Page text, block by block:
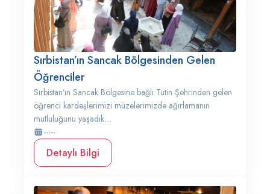
Sırbistan’ın Sancak Bölgesinden Gelen
Öğrenciler
Sırbistan’ın Sancak Bölgesine bağlı Tutin Şehrinden gelen
öğrenci kardeşlerimizi müzelerimizde ağırlamanın
mutluluğunu yaşadık....
-----
Detaylı Bilgi